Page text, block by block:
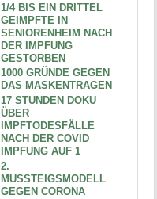
1/4 BIS EIN DRITTEL
GEIMPFTE IN
SENIORENHEIM NACH
DER IMPFUNG
GESTORBEN
1000 GRÜNDE GEGEN
DAS MASKENTRAGEN
17 STUNDEN DOKU
ÜBER
IMPFTODESFÄLLE
NACH DER COVID
IMPFUNG AUF 1
2.
MUSSTEIGSMODELL
GEGEN CORONA